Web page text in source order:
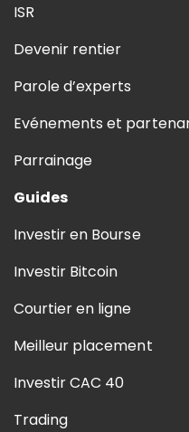
ISR
Devenir rentier
Parole d’experts
Evénements et
Parrainage
Guides
Investir en Bourse
Investir Bitcoin
Courtier en ligne
Meilleur placement
Investir CAC 40
Trading